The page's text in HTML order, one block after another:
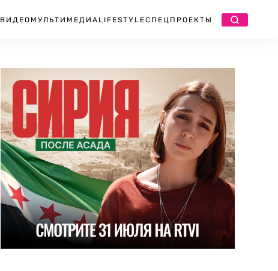
ВИДЕО МУЛЬТИМЕДИА LIFESTYLEСПЕЦПРОЕКТЫ